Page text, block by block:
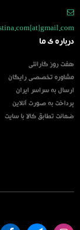
درباره ی ما
هفت روز گارانتی
مشاوره تخصصی رایگان
ارسال به سراسر ایران
پرداخت به صورت آنلاین
ضمانت تطابق کالا با سایت